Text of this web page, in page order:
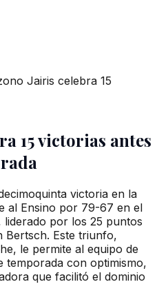
Jairis celebra 15
15 victorias antes
victoria en la
al Ensino por 79-67 en el
liderado por los 25 puntos
Bertsch. Este triunfo,
le permite al equipo de
temporada con optimismo,
que facilitó el dominio